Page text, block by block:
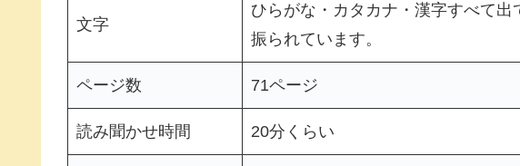
文字
ひらがな・カタカナ・漢字すべて
振られています。
ページ数 71ページ
読み聞かせ時間 20分くらい